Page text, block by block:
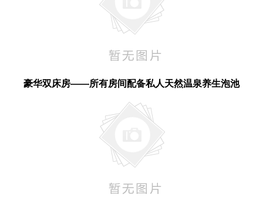
豪华双床房——所有房间配备私人天然温泉养生泡池